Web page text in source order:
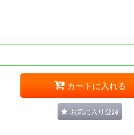
カートに入れる
お気に入り登録